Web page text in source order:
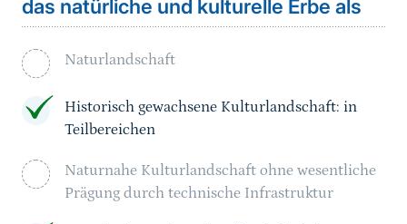
das natürliche und kulturelle Erbe als
Naturlandschaft
Historisch gewachsene Kulturlandschaft: in
Teilbereichen
Naturnahe Kulturlandschaft ohne wesentliche
Prägung durch technische Infrastruktur